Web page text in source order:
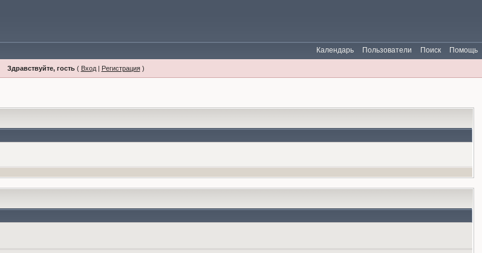
Помощь
Поиск
Пользователи
Календарь
Здравствуйте, гость( Вход| Регистрация)